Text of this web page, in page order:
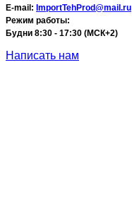
E-mail: ImportTehProd@mail.ru
Режим работы:
Будни 8:30 - 17:30 (МСК+2)
Написать нам